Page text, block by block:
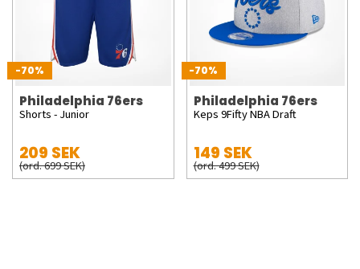
-70%
Philadelphia 76ers
Shorts - Junior
209 SEK
(ord. 699 SEK)
-70%
Philadelphia 76ers
Keps 9Fifty NBA Draft
149 SEK
(ord. 499 SEK)